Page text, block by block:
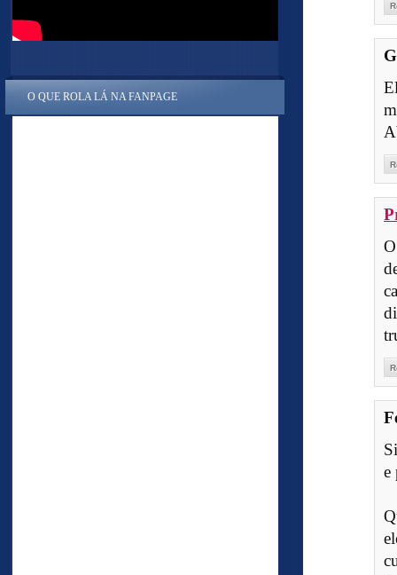
e
O QUE ROLA LÁ NA FANPAGE